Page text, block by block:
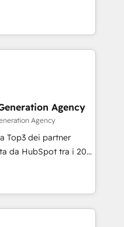
100+
para transformar
en
en Marketing, Ventas
con
de nuestros
de
Agency
Agency
Top3 dei partner
da HubSpot tra i 20
del cliente.
100 aziende nella
dei processi di